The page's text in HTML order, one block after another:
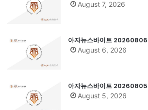
August 7, 2026
아자뉴스바이트 20260806
August 6, 2026
아자뉴스바이트 20260805
August 5, 2026